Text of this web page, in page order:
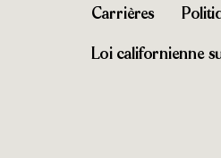
Carrières
Loi californienne